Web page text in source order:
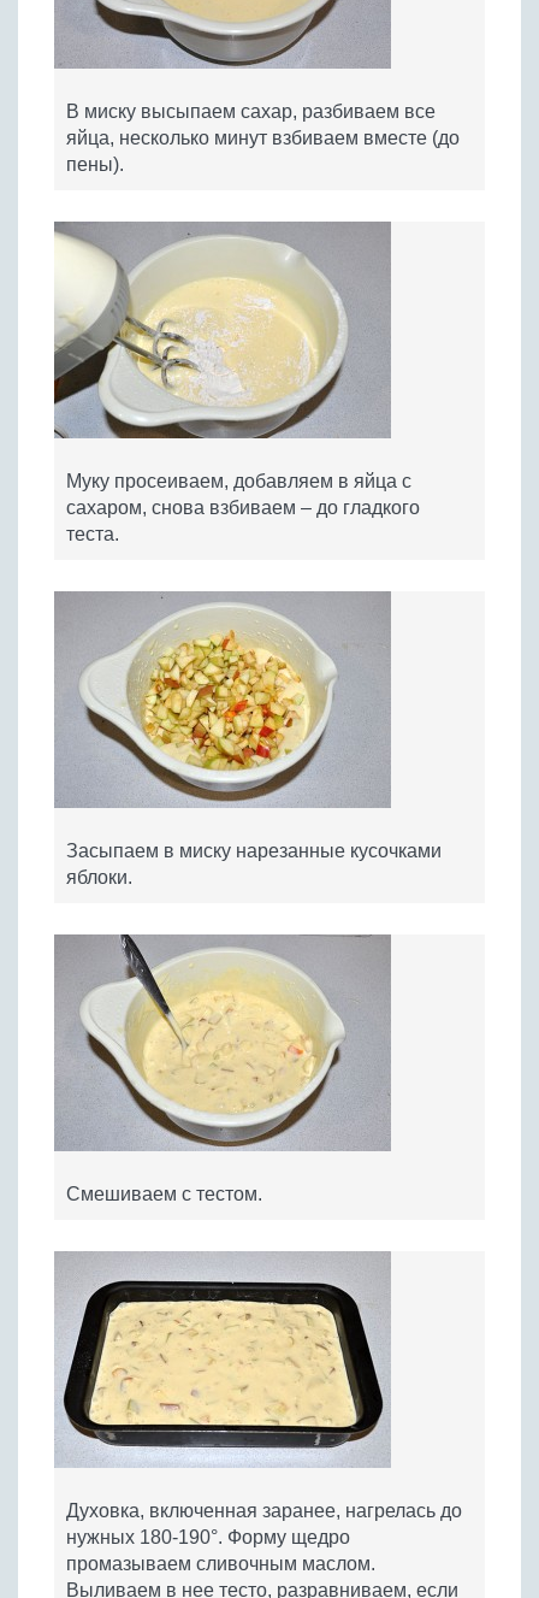
В миску высыпаем сахар, разбиваем все
яйца, несколько минут взбиваем вместе (до
пены).
Муку просеиваем, добавляем в яйца с
сахаром, снова взбиваем – до гладкого
теста.
Засыпаем в миску нарезанные кусочками
яблоки.
Смешиваем с тестом.
Духовка, включенная заранее, нагрелась до
нужных 180-190°. Форму щедро
промазываем сливочным маслом.
Выливаем в нее тесто, разравниваем, если